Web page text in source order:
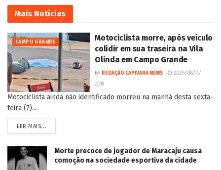
Mais Notícias
CAMPO GRANDE
Motociclista morre, após veículo
colidir em sua traseira na Vila
Olinda em Campo Grande
BY REDAÇÃO CAPIVARA NEWS
2026/08/07
0
Motociclista ainda não identificado morreu na manhã desta sexta-
feira (7)...
LER MAIS...
Morte precoce de jogador de Maracaju causa
comoção na sociedade esportiva da cidade